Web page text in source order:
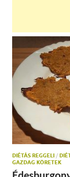
DIÉTÁS REGGELI /
GAZDAG KÖRETEK